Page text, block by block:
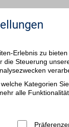
Erlebnis zu
die Steuerung
Kategorien
alle